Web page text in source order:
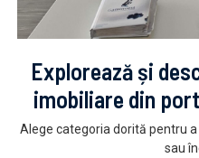
Explorează și
imobiliare din
Alege categoria dorită pentru
sau